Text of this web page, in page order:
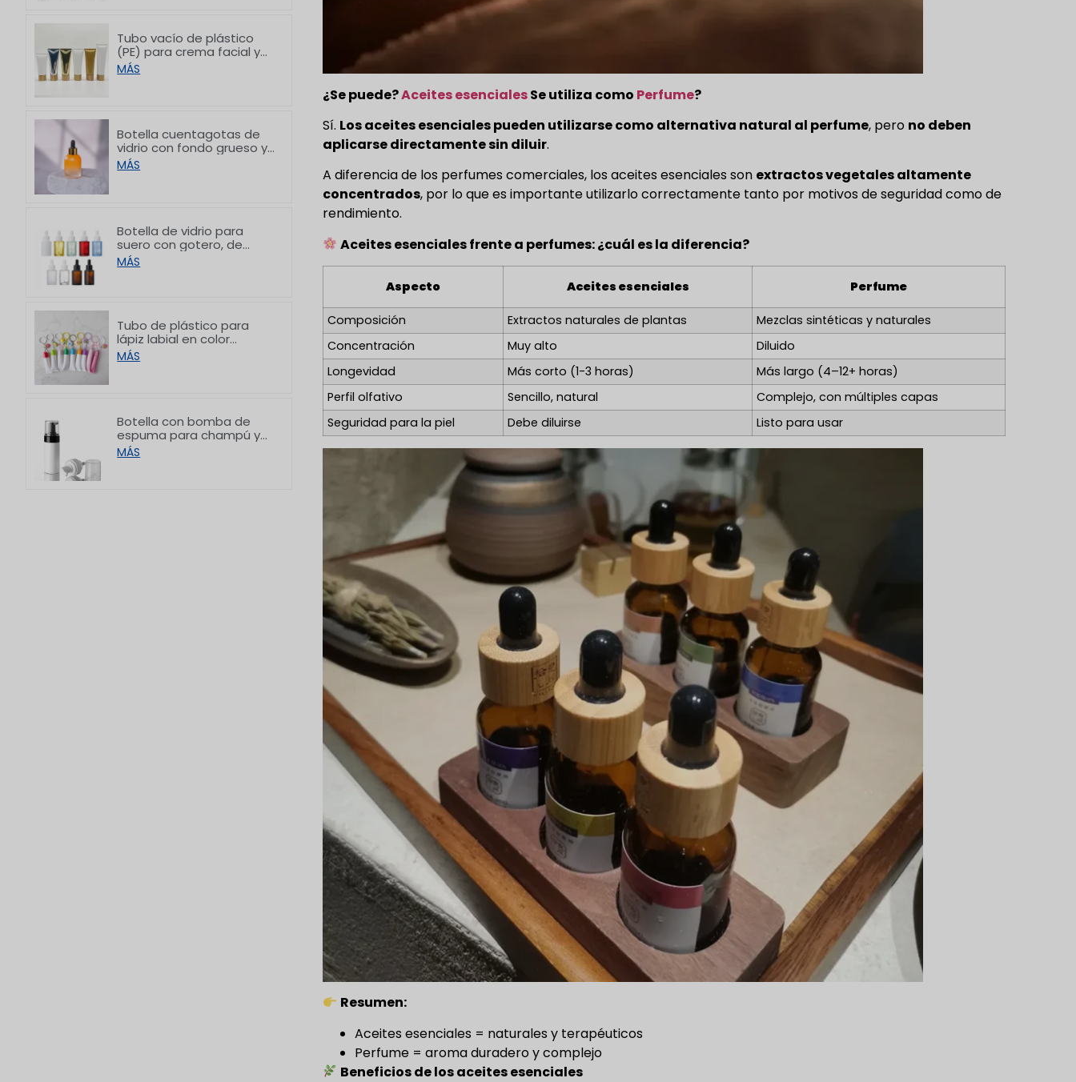
Tubo vacío de plástico
(PE) para crema facial y
crema de manos con
tapas de bambú, de
MÁS
Botella cuentagotas de
vidrio con fondo grueso y
diseño gradual
personalizada, de 30 ml
MÁS
Botella de vidrio para
suero con gotero, de
hombro plano y acabado
esmerilado blanco, de
MÁS
Tubo de plástico para
lápiz labial en color
personalizado con
gancho, 8/15 g
MÁS
Botella con bomba de
espuma para champú y
limpiador facial de PET
con hombro plano,
MÁS
¿Se puede?Aceites esencialesSe utiliza como Perfume?
Sí. Los aceites esenciales pueden utilizarse como alternativa natural al perfume, pero no deben
aplicarse directamente sin diluir.
A diferencia de los perfumes comerciales, los aceites esenciales son extractos vegetales altamente
concentrados, por lo que es importante utilizarlo correctamente tanto por motivos de seguridad como de
rendimiento.
Aceites esenciales frente a perfumes: ¿cuál es la diferencia?
Aspecto Aceites esenciales Perfume
Composición Extractos naturales de plantas
Mezclas sintéticas y naturales
Concentración
Muy alto
Diluido
Longevidad
Más corto (1-3 horas)
Más largo (4–12+ horas)
Perfil olfativo
Sencillo, natural
Complejo, con múltiples capas
Seguridad para la piel
Debe diluirse Listo para usar
Resumen:
Aceites esenciales = naturales y terapéuticos
Perfume = aroma duradero y complejo
Beneficios de los aceites esenciales